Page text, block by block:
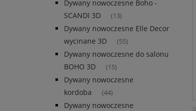
Dywany nowoczesne Boho -
SCANDI 3D
(13)
Dywany nowoczesne Elle Decor
wycinane 3D
(55)
Dywany nowoczesne do salonu
BOHO 3D
(15)
Dywany nowoczesne
kordoba
(44)
Dywany nowoczesne